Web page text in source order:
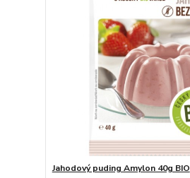
Jahodový puding Amylon 40g BIO